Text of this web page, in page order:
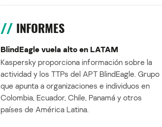
INFORMES
BlindEagle vuela alto en LATAM
Kaspersky proporciona información sobre la
actividad y los TTPs del APT BlindEagle. Grupo
que apunta a organizaciones e individuos en
Colombia, Ecuador, Chile, Panamá y otros
países de América Latina.